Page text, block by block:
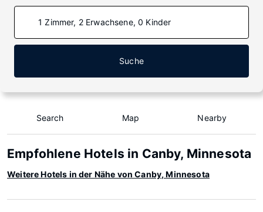
1 Zimmer, 2 Erwachsene, 0 Kinder
Suche
Search Map Nearby
Empfohlene Hotels in Canby, Minnesota
Weitere Hotels in der Nähe von Canby, Minnesota